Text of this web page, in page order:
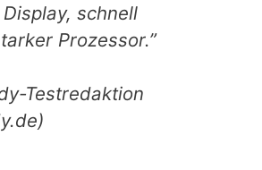
schnell
Prozessor.”
Testredaktion